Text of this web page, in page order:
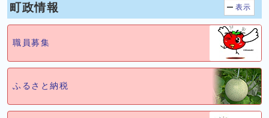
町政情報 表示
職員募集
ふるさと納税